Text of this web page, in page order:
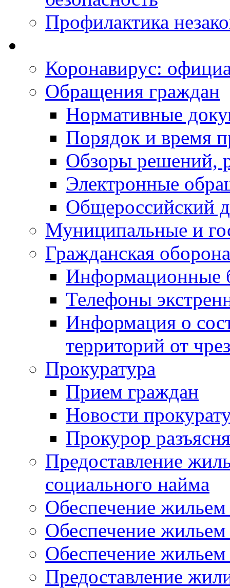
Профилактика
Коронавирус:
Обращения граждан
Нормативные
Порядок и время
Обзоры решений,
Электронные
Общероссийский
Муниципальные и
Гражданская
Информационные
Телефоны
Информация о
территорий от
Прокуратура
Прием граждан
Новости
Прокурор
Предоставление
социального найма
Обеспечение
Обеспечение
Обеспечение жильем
Предоставление